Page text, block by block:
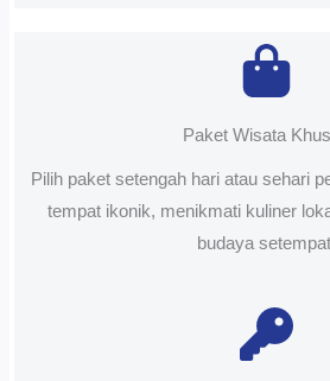
Paket Wisata
Pilih paket setengah hari atau sehari
tempat ikonik, menikmati kuliner
budaya